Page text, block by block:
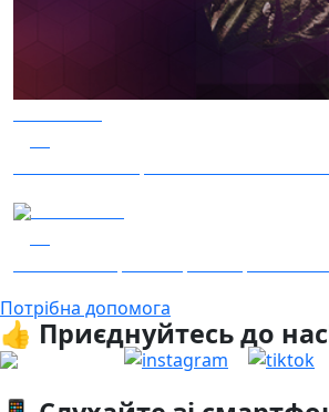
Потрібна допомога
👍 Приєднуйтесь до